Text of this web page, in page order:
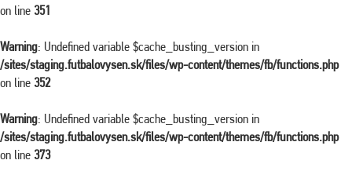
on line 351
Warning: Undefined variable $cache_busting_version in
/sites/staging.futbalovysen.sk/files/wp-content/themes/fb/functions.php
on line 352
Warning: Undefined variable $cache_busting_version in
/sites/staging.futbalovysen.sk/files/wp-content/themes/fb/functions.php
on line 373